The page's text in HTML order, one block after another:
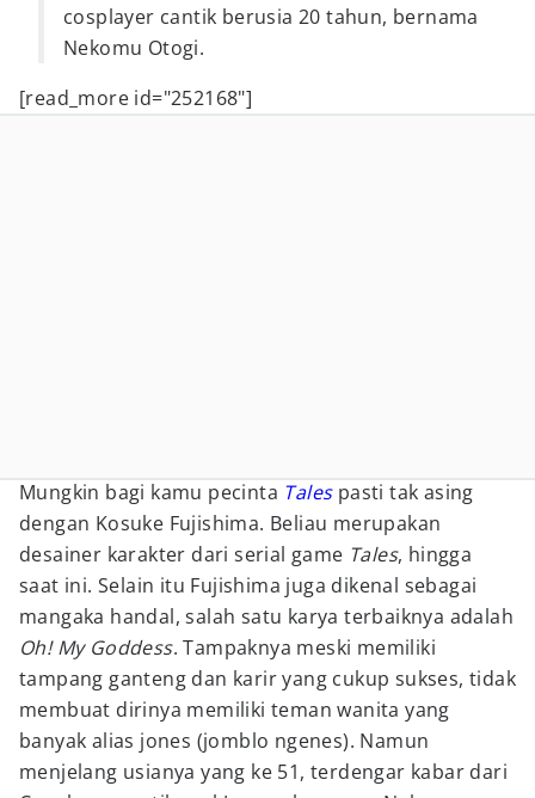
cosplayer cantik berusia 20 tahun, bernama
Nekomu Otogi.
[read_more id="252168"]
Mungkin bagi kamu pecinta Talespasti tak asing
dengan Kosuke Fujishima. Beliau merupakan
desainer karakter dari serial game Tales, hingga
saat ini. Selain itu Fujishima juga dikenal sebagai
mangaka handal, salah satu karya terbaiknya adalah
Oh! My Goddess. Tampaknya meski memiliki
tampang ganteng dan karir yang cukup sukses, tidak
membuat dirinya memiliki teman wanita yang
banyak alias jones (jomblo ngenes). Namun
menjelang usianya yang ke 51, terdengar kabar dari